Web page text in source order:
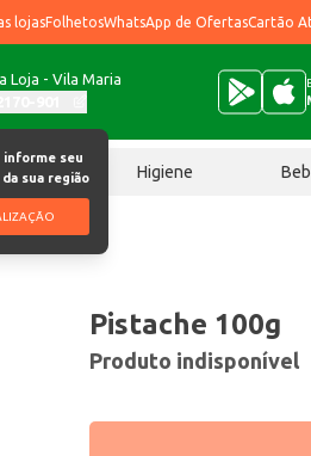
lojasFolhetosWhatsApp de OfertasCartão
Loja - Vila Maria
informe seu
sua região
Higiene
Pistache 100g
Produto indisponível